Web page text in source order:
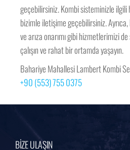
geçebilirsiniz. Kombi sisteminizle
bizimle iletişime geçebilirsiniz.
ve arıza onarımı gibi hizmetlerimizi
çalışın ve rahat bir ortamda yaşayın.
Bahariye Mahallesi Lambert Kombi
+90 (553) 755 0375
BİZE ULAŞIN